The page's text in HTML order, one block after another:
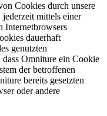
Cookies durch unsere
mittels einer
Internetbrowsers
dauerhaft
genutzten
Omniture ein Cookie
der betroffenen
bereits gesetzten
oder andere